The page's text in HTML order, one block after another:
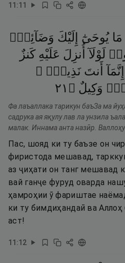
11:11
مَا يُوحَىٰٓ إِلَيْكَ وَضَآئِقٌۢ
لَوْلَآ أُنزِلَ عَلَيْهِ كَنزٌ
إِنَّمَآ أَنتَ نَذِيرٌۭ ۚ
وَكِيلٌ ۝ ١٢
Фа лаъаллака тарикун баъЗа ма
садрука ая яқулу лав ла унзила
малак. Иннама анта назӣр.
Пас, шояд ки ту баъзе он
фиристода мешавад,
аз ҷиҳати он танг мешавад
вай ганҷе фуруд оварда
ҳамроҳии ӯ фариштае
ки ту бимдиҳандаӣ ва Аллоҳ
аст!
11:12